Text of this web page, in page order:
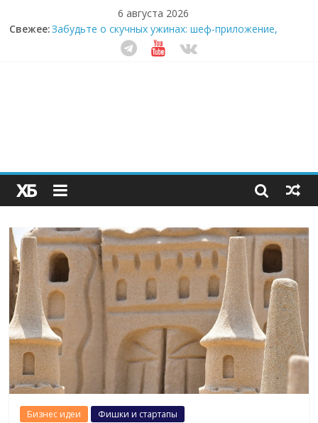
6 августа 2026
Свежее:
Секрет супергидратации: почему кокосовая вода с
пребиотиками становится главным трендом
здорового питания
Как простая наклейка заставляет миллионы людей
не забывать о самом важном креме этим летом
Бизнес идеи Фишки и стартапы